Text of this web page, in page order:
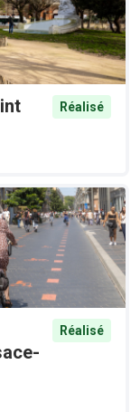
Réalisé
Réalisé